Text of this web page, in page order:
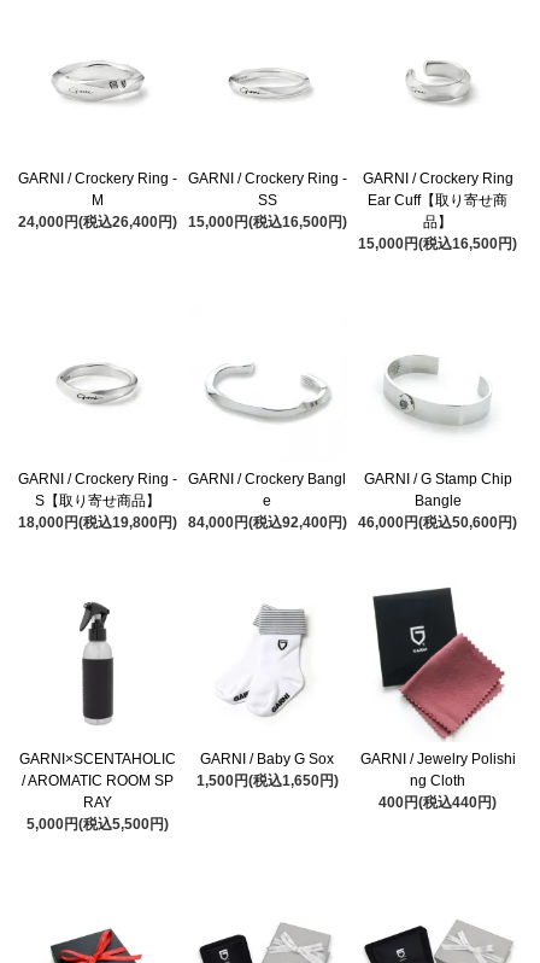
GARNI / Crockery Ring -
M
24,000円(税込26,400円)
GARNI / Crockery Ring -
SS
15,000円(税込16,500円)
GARNI / Crockery Ring
Ear Cuff【取り寄せ商
品】
15,000円(税込16,500円)
GARNI / Crockery Ring -
S【取り寄せ商品】
18,000円(税込19,800円)
GARNI / Crockery Bangl
e
84,000円(税込92,400円)
GARNI / G Stamp Chip
Bangle
46,000円(税込50,600円)
GARNI×SCENTAHOLIC
/ AROMATIC ROOM SP
RAY
5,000円(税込5,500円)
GARNI / Baby G Sox
1,500円(税込1,650円)
GARNI / Jewelry Polishi
ng Cloth
400円(税込440円)